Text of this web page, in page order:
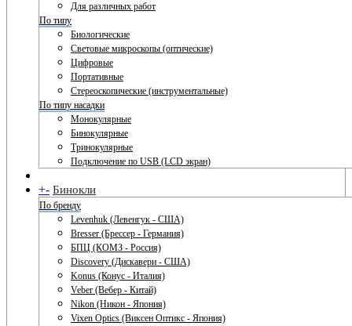
Для различных работ
По типу
Биологические
Световые микроскопы (оптические)
Цифровые
Портативные
Стереоскопические (инструментальные)
По типу насадки
Монокулярные
Бинокулярные
Тринокулярные
Подключение по USB (LCD экран)
+- Бинокли
По бренду
Levenhuk (Левенгук - США)
Bresser (Брессер - Германия)
БПЦ (КОМЗ - Россия)
Discovery (Дискавери - США)
Konus (Конус - Италия)
Veber (Вебер - Китай)
Nikon (Никон - Япония)
Vixen Optics (Виксен Оптикс - Япония)